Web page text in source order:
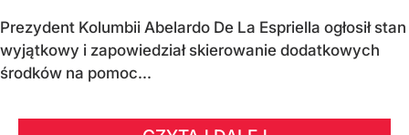
Prezydent Kolumbii Abelardo De La Espriella ogłosił stan
wyjątkowy i zapowiedział skierowanie dodatkowych
środków na pomoc...